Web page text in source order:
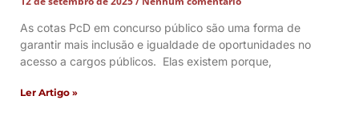
As cotas PcD em concurso público são uma forma de
garantir mais inclusão e igualdade de oportunidades no
acesso a cargos públicos. Elas existem porque,
Ler Artigo »